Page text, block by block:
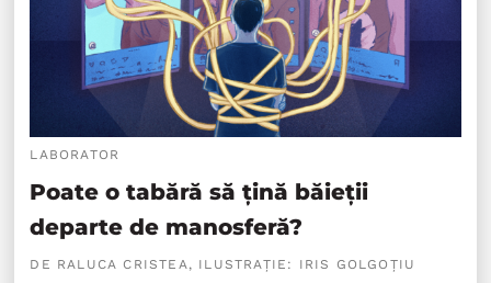
LABORATOR
Poate o tabără să țină băieții
departe de manosferă?
DE RALUCA CRISTEA, ILUSTRAȚIE: IRIS GOLGOȚIU